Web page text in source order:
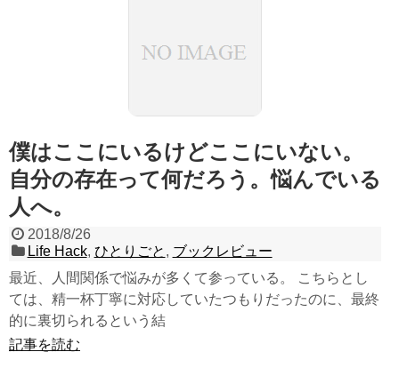
僕はここにいるけどここにいない。
自分の存在って何だろう。悩んでいる
人へ。
2018/8/26
Life Hack, ひとりごと , ブックレビュー
最近、人間関係で悩みが多くて参っている。 こちらとし
ては、精一杯丁寧に対応していたつもりだったのに、最終
的に裏切られるという結
記事を読む